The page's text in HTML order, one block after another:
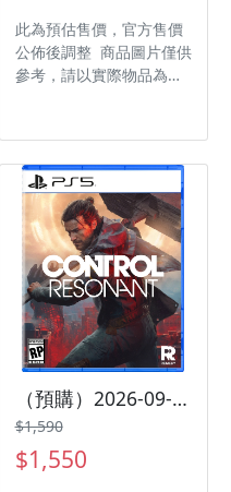
此為預估售價，官方售價
公佈後調整 商品圖片僅供
參考，請以實際物品為主
台：Nintendo Switch 遊
戲類型：動作 遊玩人數：
1 人 作品分級：輔 12 級
製作廠商：ATARI 代理廠
商：傑仕登
（預購）2026-09-24 PS5 控制：共振 Control Resonant 中文版
$1,590
$1,550